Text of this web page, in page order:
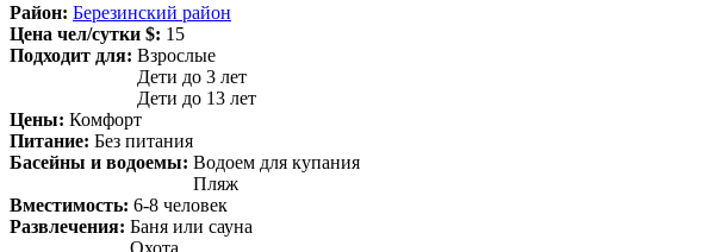
Район: Березинский район
Цена чел/сутки $: 15
Подходит для: Взрослые
Дети до 3 лет
Дети до 13 лет
Цены: Комфорт
Питание: Без питания
Басейны и водоемы: Водоем для купания
Пляж
Вместимость: 6-8 человек
Развлечения: Баня или сауна
Охота